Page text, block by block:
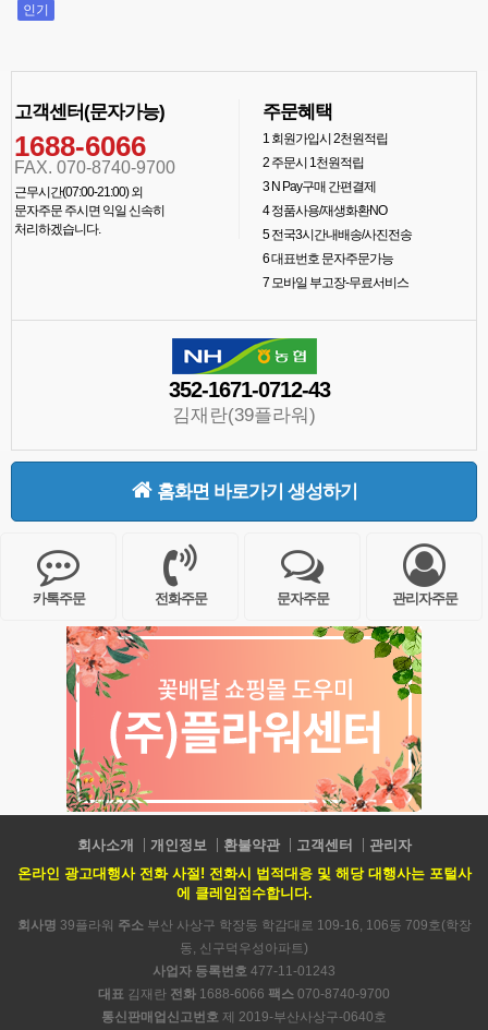
인기
고객센터(문자가능)
1688-6066
FAX. 070-8740-9700
근무시간(07:00-21:00) 외
문자주문 주시면 익일 신속히
처리하겠습니다.
주문혜택
1 회원가입시 2천원적립
2주문시 1천원적립
3N Pay구매 간편결제
4정품사용/재생화환NO
5전국3시간내배송/사진전송
6대표번호 문자주문가능
7모바일 부고장-무료서비스
352-1671-0712-43
김재란(39플라워)
홈화면 바로가기 생성하기
카톡주문 전화주문 문자주문 관리자주문
회사소개 개인정보 환불약관 고객센터
관리자
온라인 광고대행사 전화 사절! 전화시 법적대응 및 해당 대행사는 포털사
에 클레임접수합니다.
회사명 39플라워 주소 부산 사상구 학장동 학감대로 109-16, 106동 709호(학장
동, 신구덕우성아파트)
사업자 등록번호 477-11-01243
대표 김재란 전화 1688-6066 팩스 070-8740-9700
통신판매업신고번호 제 2019-부산사상구-0640호